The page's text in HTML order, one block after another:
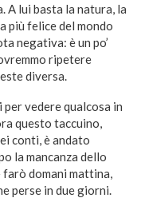
A lui basta la natura, la
più felice del mondo
negativa: è un po’
ripetere
diversa.
vedere qualcosa in
questo taccuino,
conti, è andato
la mancanza dello
farò domani mattina,
perse in due giorni.